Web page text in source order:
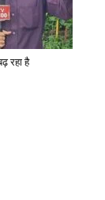
रहा है